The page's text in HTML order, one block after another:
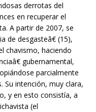
derrotas del
en recuperar el
A partir de 2007, se
desgasteâ€ (15),
chavismo, haciendo
gubernamental,
parcialmente
Su intención, muy clara,
y en esto consistía, a
(el